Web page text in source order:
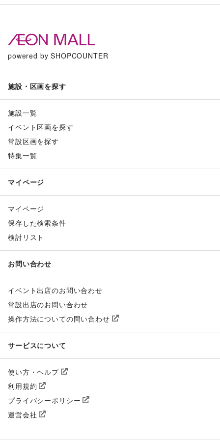
powered by SHOPCOUNTER
施設・区画を探す
施設一覧
イベント区画を探す
常設区画を探す
特集一覧
マイページ
マイページ
保存した検索条件
検討リスト
お問い合わせ
イベント出店のお問い合わせ
常設出店のお問い合わせ
操作方法についての問い合わせ
サービスについて
使い方・ヘルプ
利用規約
プライバシーポリシー
運営会社